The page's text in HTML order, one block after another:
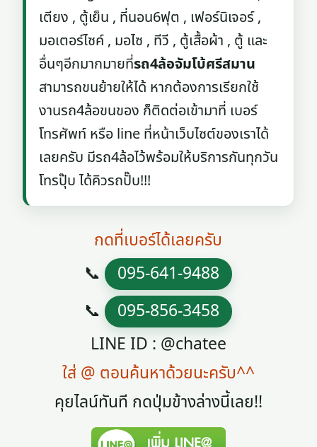
เตียง , ตู้เย็น , ที่นอน6ฟุต , เฟอร์นิเจอร์ ,
มอเตอร์ไซค์ , มอไซ , ทีวี , ตู้เสื้อผ้า , ตู้ และ
อื่นๆอีกมากมายที่รถ4ล้อจัมโบ้ศรีสมาน
สามารถขนย้ายให้ได้ หากต้องการเรียกใช้
งานรถ4ล้อขนของ ก็ติดต่อเข้ามาที่ เบอร์
โทรศัพท์ หรือ line ที่หน้าเว็บไซต์ของเราได้
เลยครับ มีรถ4ล้อไว้พร้อมให้บริการกันทุกวัน
โทรปุ๊บ ได้คิวรถปั๊บ!!!
กดที่เบอร์ได้เลยครับ
📞 095-641-9488
📞 095-856-3458
LINE ID : @chatee
ใส่ @ ตอนค้นหาด้วยนะครับ^^
คุยไลน์ทันที กดปุ่มข้างล่างนี้เลย!!